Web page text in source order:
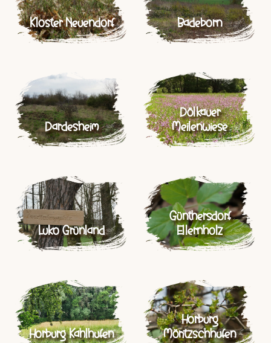
Kloster Neuendorf Badeborn
Dardesheim
Dölkauer
Meilenwiese
Luko Grünland
Günthersdorf
Ellernholz
Horburg Kahlhufen
Horburg
Möritzschhufen